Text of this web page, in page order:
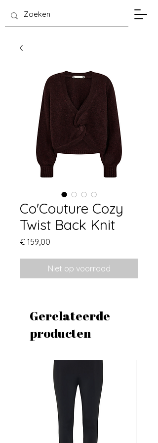
SIS Hasselt
Co'Couture Cozy
Twist Back Knit
€ 159,00
Niet op voorraad
Gerelateerde
producten